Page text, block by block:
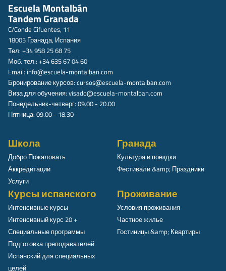
Escuela Montalbán
Tandem Granada
C/Conde Cifuentes, 11
18005 Гранада, Испания
Тел: +34 958 25 68 75
Моб. тел.: +34 635 67 04 60
Email: info@escuela-montalban.com
Бронирование курсов: cursos@escuela-montalban.com
Виза для обучения: visado@escuela-montalban.com
Понедельник-четверг: 09.00 - 20.00
Пятница: 09.00 - 18.30
Школа
Добро Пожаловать
Аккредитации
Услуги
Гранада
Культура и поездки
Фестивали &amp; Праздники
Курсы испанского
Интенсивные курсы
Интенсивный курс 20 +
Специальные программы
Подготовка преподавателей
Испанский для специальных
целей
Проживание
Условия проживания
Частное жилье
Гостиницы &amp; Квартиры